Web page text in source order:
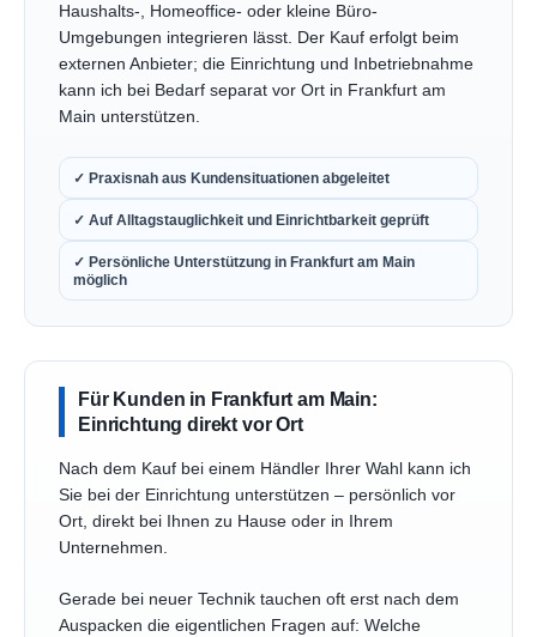
Haushalts-, Homeoffice- oder kleine Büro-
Umgebungen integrieren lässt. Der Kauf erfolgt beim
externen Anbieter; die Einrichtung und Inbetriebnahme
kann ich bei Bedarf separat vor Ort in Frankfurt am
Main unterstützen.
✓ Praxisnah aus Kundensituationen abgeleitet
✓ Auf Alltagstauglichkeit und Einrichtbarkeit geprüft
✓ Persönliche Unterstützung in Frankfurt am Main
möglich
Für Kunden in Frankfurt am Main:
Einrichtung direkt vor Ort
Nach dem Kauf bei einem Händler Ihrer Wahl kann ich
Sie bei der Einrichtung unterstützen – persönlich vor
Ort, direkt bei Ihnen zu Hause oder in Ihrem
Unternehmen.
Gerade bei neuer Technik tauchen oft erst nach dem
Auspacken die eigentlichen Fragen auf: Welche